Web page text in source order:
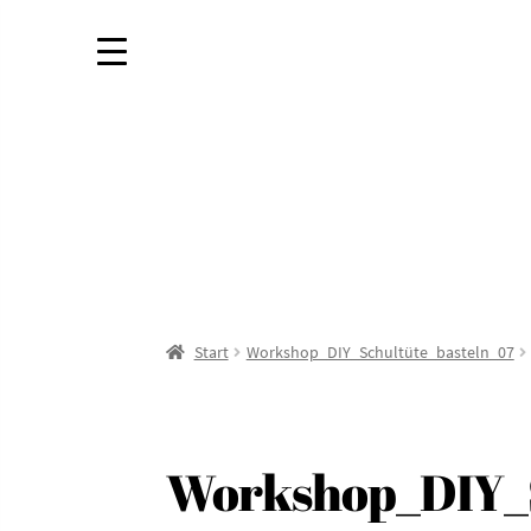
Start Workshop_DIY_Schultüte_basteln_07